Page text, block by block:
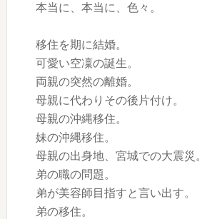
本当に、本当に、色々。
移住を期に結婚。
可愛い空凜の誕生。
両親の突然の離婚。
母親に代わりその後片付け。
母親の沖縄移住。
妹の沖縄移住。
母親の出身地、宮城での大震災。
弟の職の問題。
弟が美容師目指すと言い出す。
弟の移住。